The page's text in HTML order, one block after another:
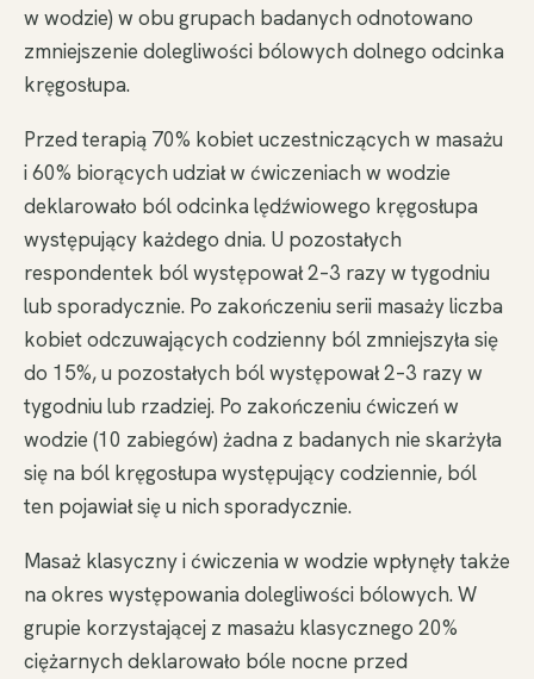
w wodzie) w obu grupach badanych odnotowano
zmniejszenie dolegliwości bólowych dolnego odcinka
kręgosłupa.
Przed terapią 70% kobiet uczestniczących w masażu
i 60% biorących udział w ćwiczeniach w wodzie
deklarowało ból odcinka lędźwiowego kręgosłupa
występujący każdego dnia. U pozostałych
respondentek ból występował 2–3 razy w tygodniu
lub sporadycznie. Po zakończeniu serii masaży liczba
kobiet odczuwających codzienny ból zmniejszyła się
do 15%, u pozostałych ból występował 2–3 razy w
tygodniu lub rzadziej. Po zakończeniu ćwiczeń w
wodzie (10 zabiegów) żadna z badanych nie skarżyła
się na ból kręgosłupa występujący codziennie, ból
ten pojawiał się u nich sporadycznie.
Masaż klasyczny i ćwiczenia w wodzie wpłynęły także
na okres występowania dolegliwości bólowych. W
grupie korzystającej z masażu klasycznego 20%
ciężarnych deklarowało bóle nocne przed